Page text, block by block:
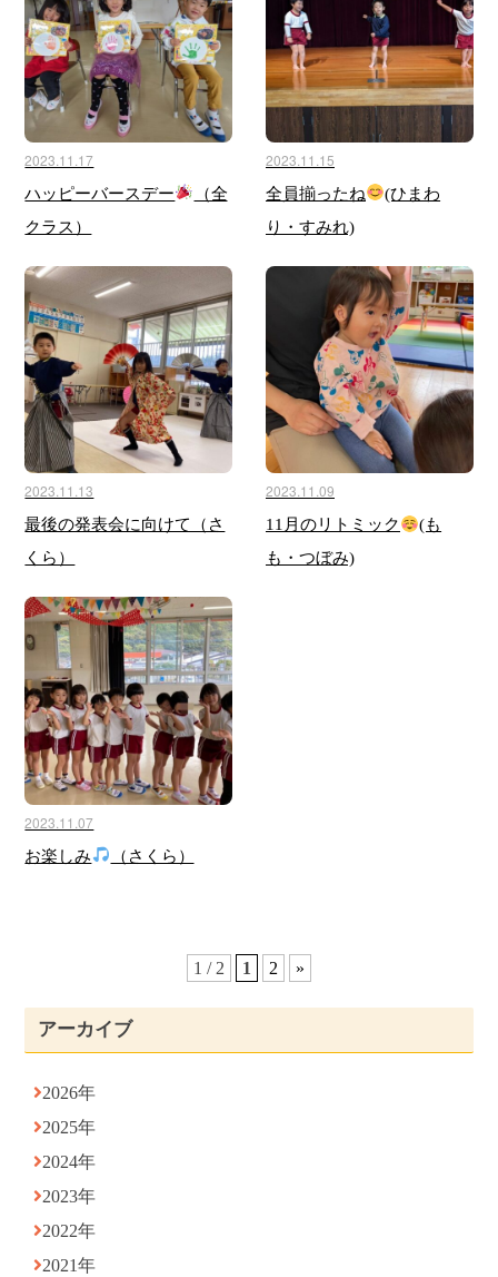
アーカイブ
2026年
2025年
2024年
2023年
2022年
2021年
2023.11.17
ハッピーバースデー
（全
クラス）
2023.11.15
全員揃ったね
(ひまわ
り・すみれ)
2023.11.13
最後の発表会に向けて（さ
くら）
2023.11.09
11月のリトミック
(も
も・つぼみ)
2023.11.07
お楽しみ （さくら）
1 / 2 1 2 »